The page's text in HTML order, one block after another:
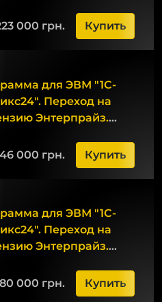
000 грн.
Купить
для ЭВМ "1С-
Переход на
Энтерпрайз.
000 грн.
Купить
для ЭВМ "1С-
Переход на
Энтерпрайз.
000 грн.
Купить